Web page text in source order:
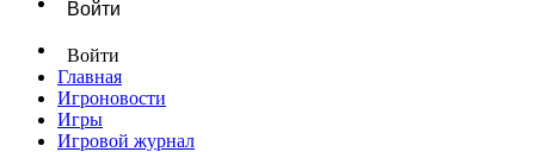
Войти
Войти
Главная
Игроновости
Игры
Игровой журнал